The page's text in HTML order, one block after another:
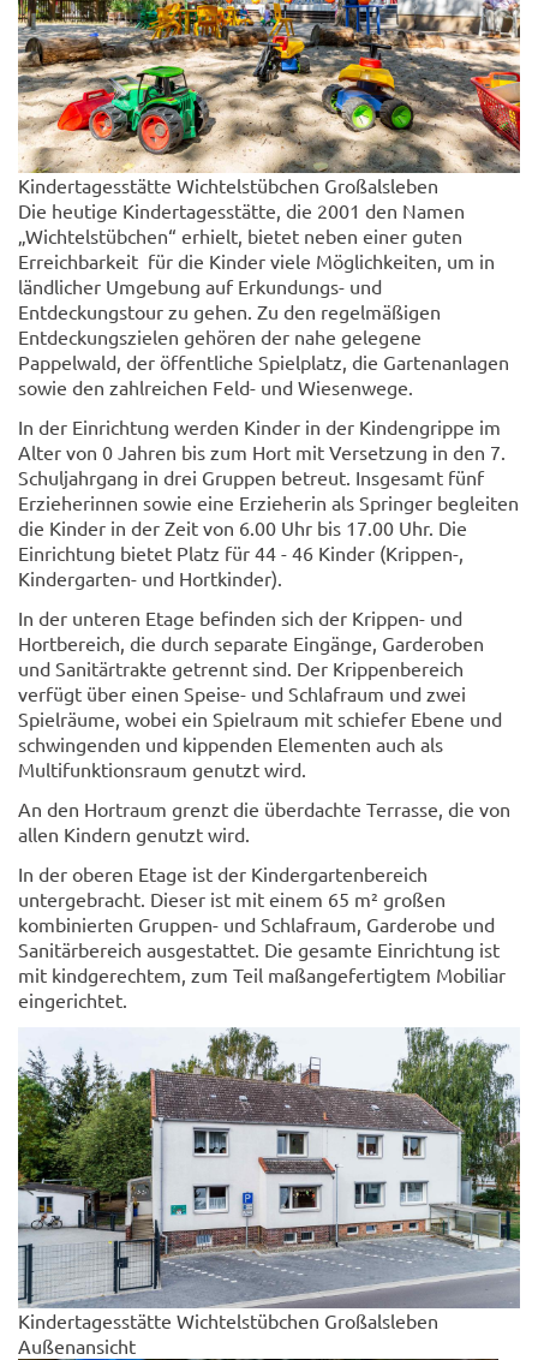
Kindertagesstätte Wichtelstübchen Großalsleben
Die heutige Kindertagesstätte, die 2001 den Namen
„Wichtelstübchen“ erhielt, bietet neben einer guten
Erreichbarkeit für die Kinder viele Möglichkeiten, um in
ländlicher Umgebung auf Erkundungs- und
Entdeckungstour zu gehen. Zu den regelmäßigen
Entdeckungszielen gehören der nahe gelegene
Pappelwald, der öffentliche Spielplatz, die Gartenanlagen
sowie den zahlreichen Feld- und Wiesenwege.
In der Einrichtung werden Kinder in der Kindengrippe im
Alter von 0 Jahren bis zum Hort mit Versetzung in den 7.
Schuljahrgang in drei Gruppen betreut. Insgesamt fünf
Erzieherinnen sowie eine Erzieherin als Springer begleiten
die Kinder in der Zeit von 6.00 Uhr bis 17.00 Uhr. Die
Einrichtung bietet Platz für 44 - 46 Kinder (Krippen-,
Kindergarten- und Hortkinder).
In der unteren Etage befinden sich der Krippen- und
Hortbereich, die durch separate Eingänge, Garderoben
und Sanitärtrakte getrennt sind. Der Krippenbereich
verfügt über einen Speise- und Schlafraum und zwei
Spielräume, wobei ein Spielraum mit schiefer Ebene und
schwingenden und kippenden Elementen auch als
Multifunktionsraum genutzt wird.
An den Hortraum grenzt die überdachte Terrasse, die von
allen Kindern genutzt wird.
In der oberen Etage ist der Kindergartenbereich
untergebracht. Dieser ist mit einem 65 m² großen
kombinierten Gruppen- und Schlafraum, Garderobe und
Sanitärbereich ausgestattet. Die gesamte Einrichtung ist
mit kindgerechtem, zum Teil maßangefertigtem Mobiliar
eingerichtet.
Kindertagesstätte Wichtelstübchen Großalsleben
Außenansicht